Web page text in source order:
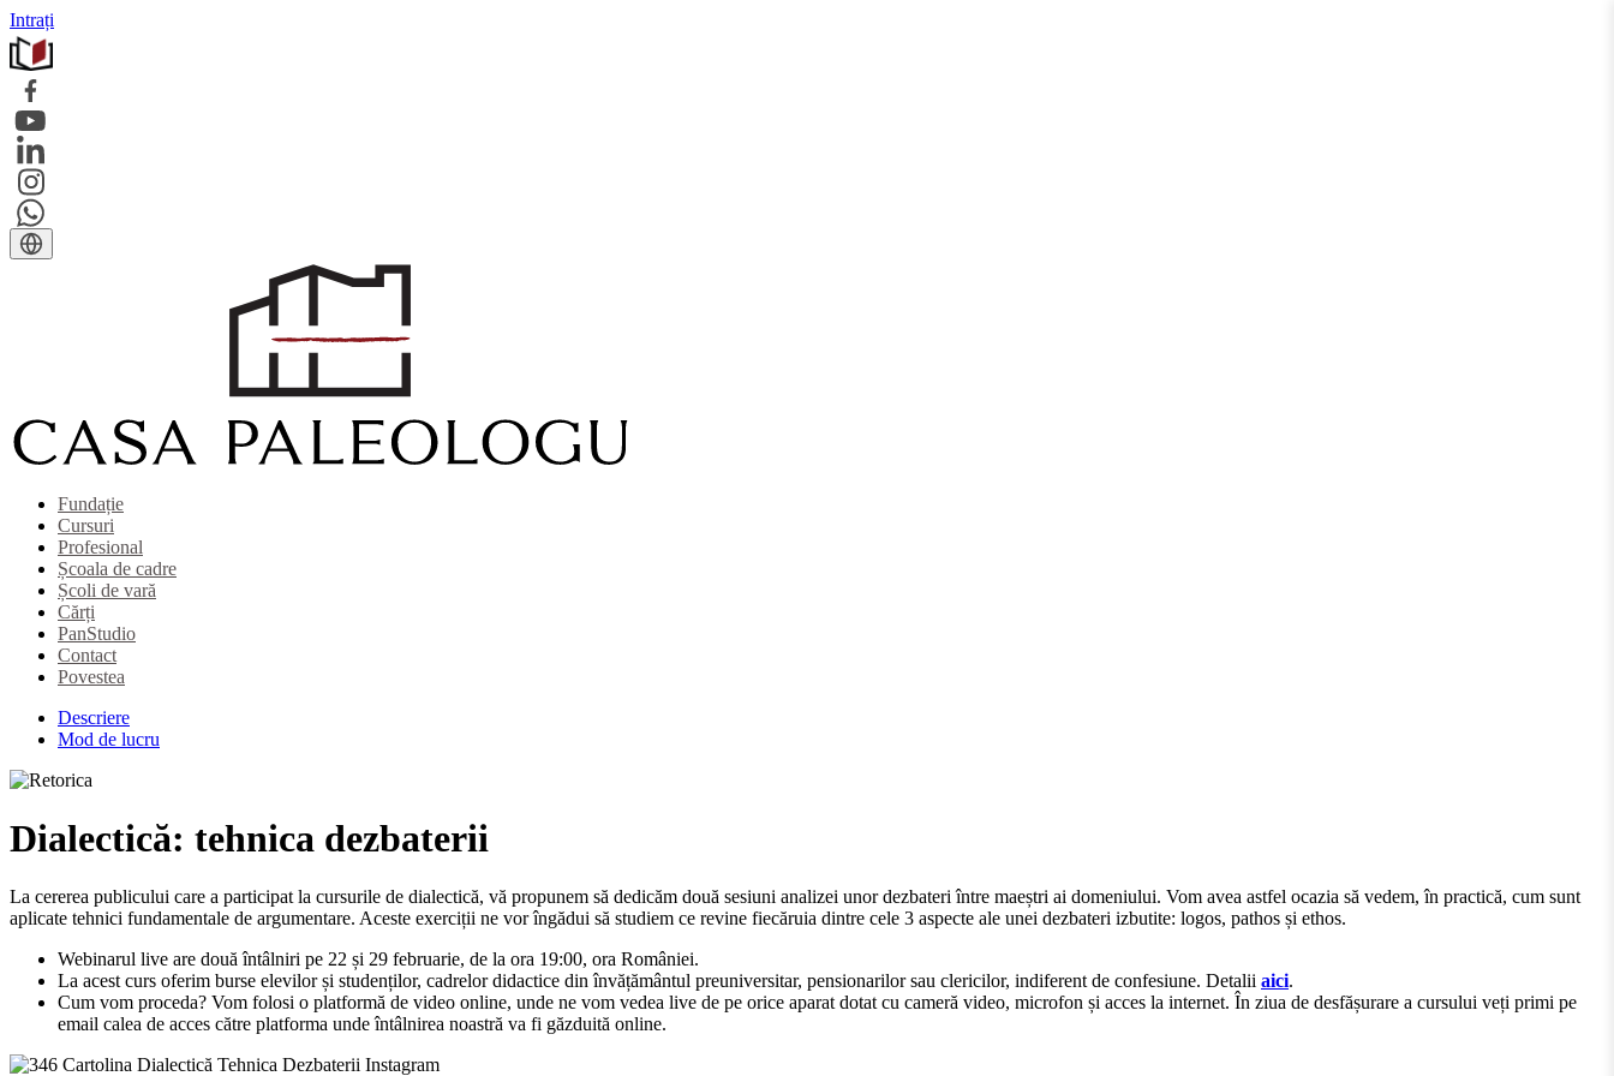
Intrați
Fundație
Cursuri
Profesional
Școala de cadre
Școli de vară
Cărți
PanStudio
Contact
Povestea
Descriere
Mod de lucru
Dialectică: tehnica dezbaterii
La cererea publicului care a participat la cursurile de dialectică, vă propunem să dedicăm două sesiuni analizei unor dezbateri între maeștri ai domeniului. Vom avea astfel ocazia să vedem, în practică, cum sunt
aplicate tehnici fundamentale de argumentare. Aceste exerciții ne vor îngădui să studiem ce revine fiecăruia dintre cele 3 aspecte ale unei dezbateri izbutite: logos, pathos și ethos.
Webinarul live are două întâlniri pe 22 și 29 februarie, de la ora 19:00, ora României.
La acest curs oferim burse elevilor și studenților, cadrelor didactice din învățământul preuniversitar, pensionarilor sau clericilor, indiferent de confesiune. Detalii aici.
Cum vom proceda? Vom folosi o platformă de video online, unde ne vom vedea live de pe orice aparat dotat cu cameră video, microfon și acces la internet. În ziua de desfășurare a cursului veți primi pe
email calea de acces către platforma unde întâlnirea noastră va fi găzduită online.